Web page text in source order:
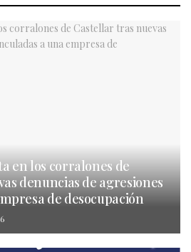
en los corralones de
denuncias de agresiones
de desocupación